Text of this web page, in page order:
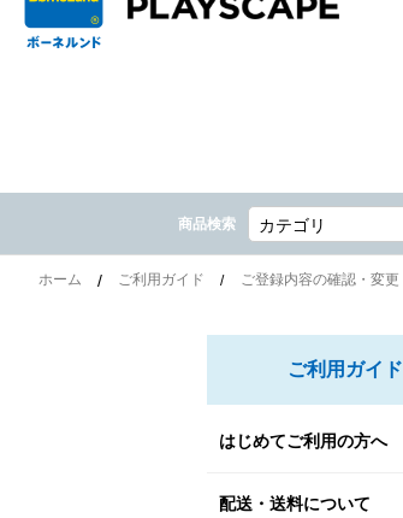
商品検索 カテゴリ
ホーム ご利用ガイド ご登録内容の確認・変更
ご利用ガイド
はじめてご利用の方へ
配送・送料について